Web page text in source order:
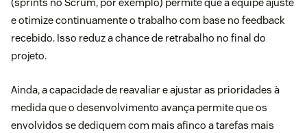
e otimize continuamente o trabalho com base no feedback
recebido. Isso reduz a chance de retrabalho no final do
projeto.
Ainda, a capacidade de reavaliar e ajustar as prioridades à
medida que o desenvolvimento avança permite que os
envolvidos se dediquem com mais afinco a tarefas mais